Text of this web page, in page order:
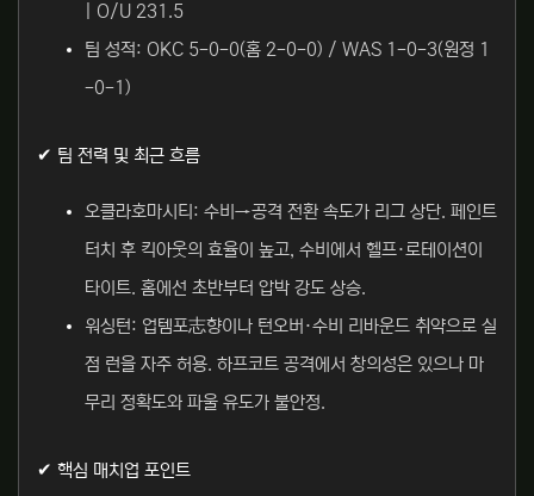
| O/U 231.5
팀 성적: OKC 5-0-0(홈 2-0-0) / WAS 1-0-3(원정 1
-0-1)
✔ 팀 전력 및 최근 흐름
오클라호마시티: 수비→공격 전환 속도가 리그 상단. 페인트
터치 후 킥아웃의 효율이 높고, 수비에서 헬프·로테이션이
타이트. 홈에선 초반부터 압박 강도 상승.
워싱턴: 업템포志향이나 턴오버·수비 리바운드 취약으로 실
점 런을 자주 허용. 하프코트 공격에서 창의성은 있으나 마
무리 정확도와 파울 유도가 불안정.
✔ 핵심 매치업 포인트